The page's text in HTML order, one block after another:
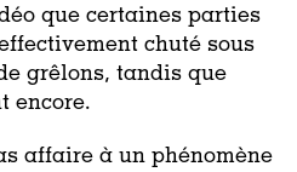
que certaines parties
chuté sous
grêlons, tandis que
encore.
affaire à un phénomène